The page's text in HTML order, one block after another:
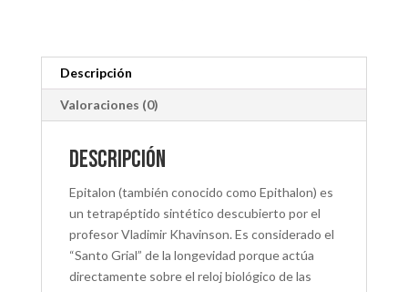
Descripción
Valoraciones (0)
Descripción
Epitalon (también conocido como Epithalon) es
un tetrapéptido sintético descubierto por el
profesor Vladimir Khavinson. Es considerado el
“Santo Grial” de la longevidad porque actúa
directamente sobre el reloj biológico de las